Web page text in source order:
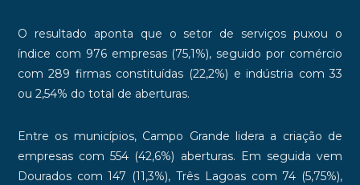
O resultado aponta que o setor de serviços puxou o
índice com 976 empresas (75,1%), seguido por comércio
com 289 firmas constituídas (22,2%) e indústria com 33
ou 2,54% do total de aberturas.
Entre os municípios, Campo Grande lidera a criação de
empresas com 554 (42,6%) aberturas. Em seguida vem
Dourados com 147 (11,3%), Três Lagoas com 74 (5,75%),